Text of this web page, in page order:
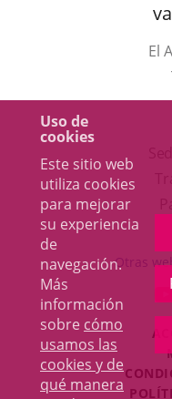
Uso de
cookies
Este sitio web
utiliza cookies
para mejorar
su experiencia
de
navegación.
Más
información
sobre cómo
usamos las
cookies y de
qué manera
El
Otras